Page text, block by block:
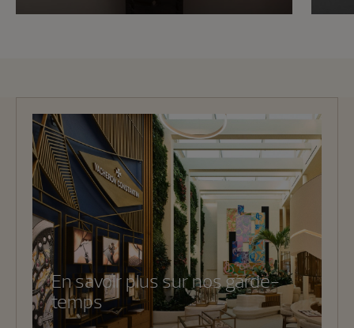
En savoir plus sur nos garde-
temps